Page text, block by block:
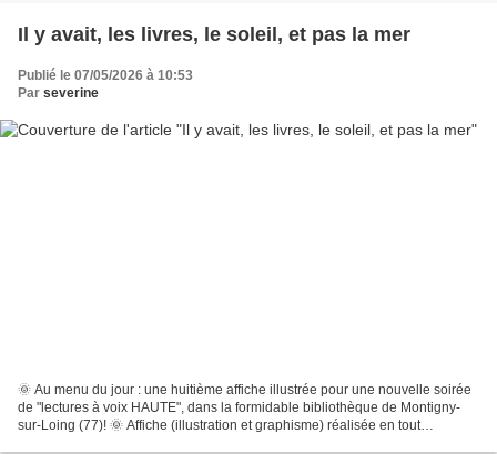
Il y avait, les livres, le soleil, et pas la mer
Publié le 07/05/2026 à 10:53
Par severine
🌞 Au menu du jour : une huitième affiche illustrée pour une nouvelle soirée
de "lectures à voix HAUTE", dans la formidable bibliothèque de Montigny-
sur-Loing (77)! 🌞 Affiche (illustration et graphisme) réalisée en tout